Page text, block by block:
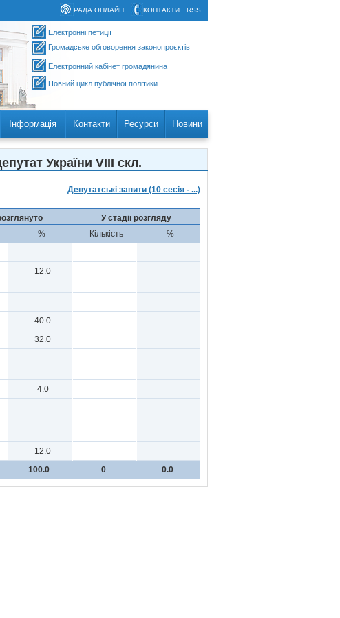
RSS
КОНТАКТИ
РАДА ОНЛАЙН
Електронні петиції
Громадське обговорення законопроєктів
Електронний кабінет громадянина
Повний цикл публічної політики
Інформація Контакти Ресурси Новини
України VIII скл.
Депутатські запити (10 сесія - ...)
У стадії розгляду
% Кількість
%
12.0
40.0
32.0
4.0
12.0
100.0 0 0.0